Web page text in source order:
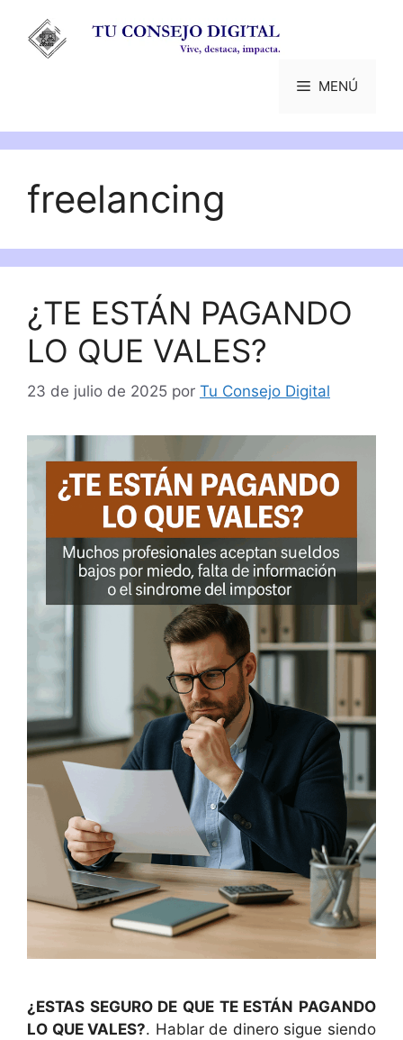
contenido
MENÚ
freelancing
¿TE ESTÁN PAGANDO
LO QUE VALES?
23 de julio de 2025 por Tu Consejo Digital
¿ESTAS SEGURO DE QUE TE ESTÁN PAGANDO
LO QUE VALES?. Hablar de dinero sigue siendo